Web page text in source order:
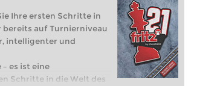
Ihre ersten Schritte in
bereits auf Turnierniveau
intelligenter und
es ist eine
Schritte in die Welt des